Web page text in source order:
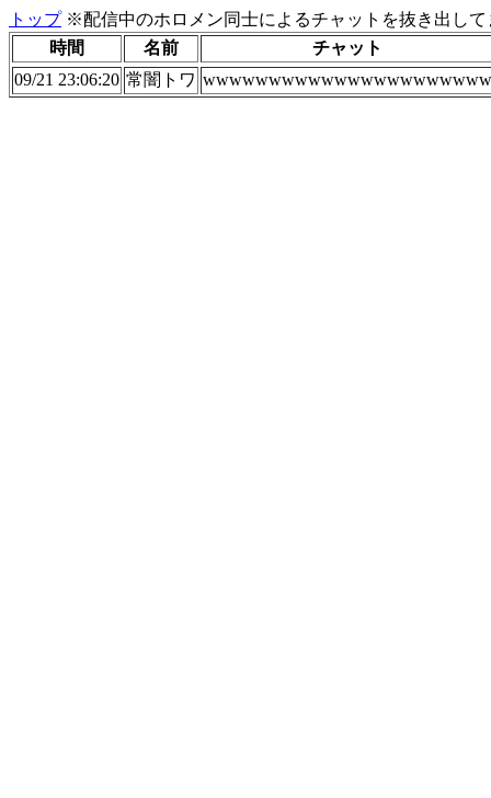
トップ※配信中のホロメン同士によるチャットを抜き出して
時間
名前
チャット
09/21 23:06:20 常闇トワ wwwwwwwwwwwwwwwwwwwwww